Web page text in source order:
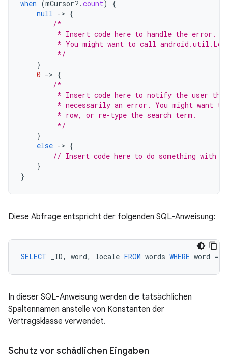
when (mCursor?.count)
{
null -> {
/*
* Insert code here to handle the error.
* You might want to call
         */
}
0 -> {
/*
* Insert code here to notify the user
* necessarily an error. You might want
         * row, or re-type the search term.
         */
}
else -> {
// Insert code here to do something with
}
}
Diese Abfrage entspricht der folgenden SQL-Anweisung:
SELECT _ID, word, locale FROM words WHERE word =
In dieser SQL-Anweisung werden die tatsächlichen
Spaltennamen anstelle von Konstanten der
Vertragsklasse verwendet.
Schutz vor schädlichen Eingaben